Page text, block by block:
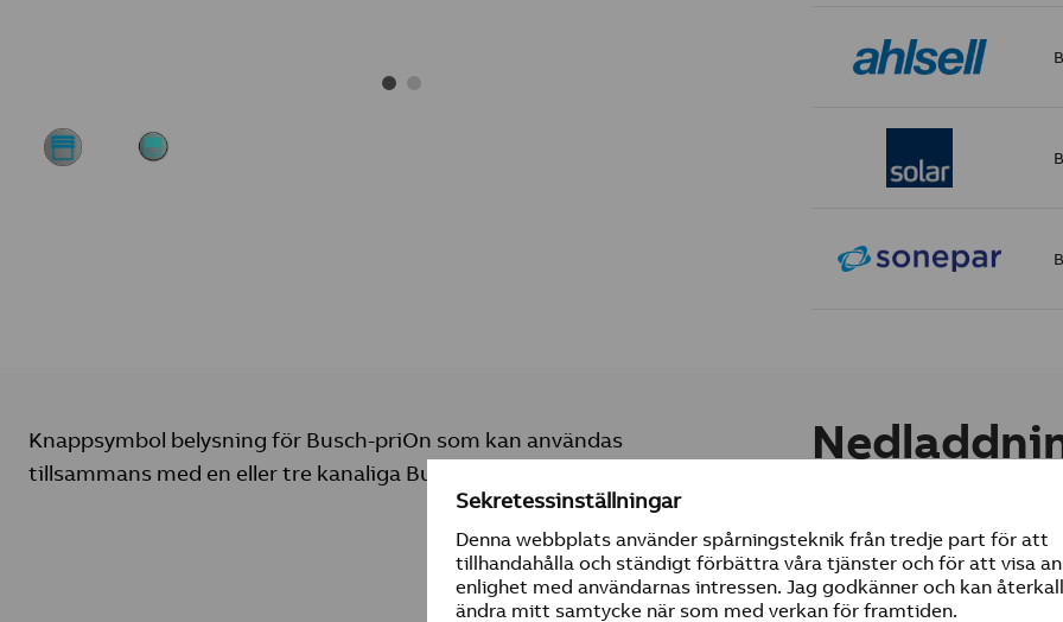
Knappsymbol belysning för Busch-priOn som kan användas
tillsammans med en eller tre kanaliga Busch-priOn.
Teknisk
Dokument och